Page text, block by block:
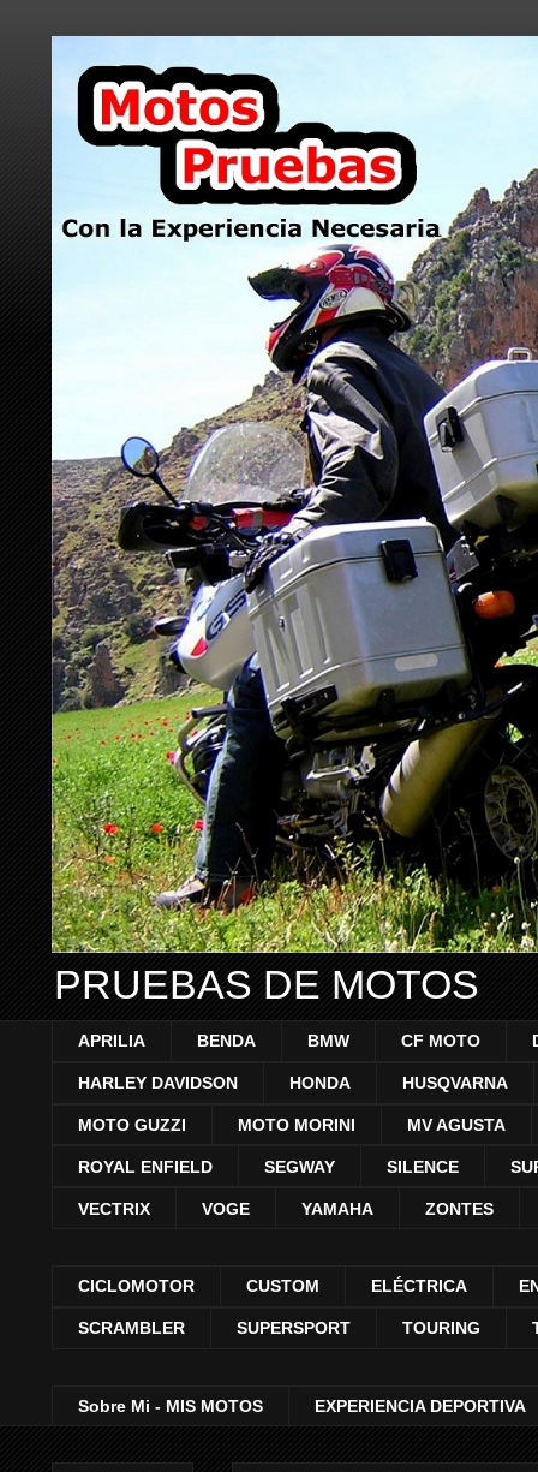
PRUEBAS DE MOTOS
APRILIA BENDA BMW CF MOTO
HARLEY DAVIDSON HONDA HUSQVARNA
MOTO GUZZI MOTO MORINI MV AGUSTA
ROYAL ENFIELD SEGWAY SILENCE
VECTRIX VOGE YAMAHA ZONTES
CICLOMOTOR CUSTOM ELÉCTRICA
SCRAMBLER SUPERSPORT TOURING
Sobre Mi - MIS MOTOS EXPERIENCIA DEPORTIVA